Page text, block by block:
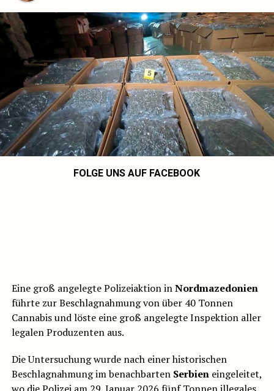
FOLGE UNS AUF FACEBOOK
Eine groß angelegte Polizeiaktion inNordmazedonien
führte zur Beschlagnahmung von über 40 Tonnen
Cannabis und löste eine groß angelegte Inspektion aller
legalen Produzenten aus.
Die Untersuchung wurde nach einer historischen
Beschlagnahmung im benachbarten Serbieneingeleitet,